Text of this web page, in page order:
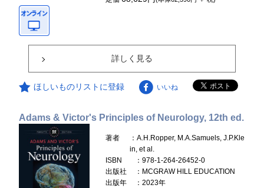
詳しく見る
ほしいものリストに登録 いいね
Adams & Victor's Principles of Neurology, 12th ed.
著者
：A.H.Ropper, M.A.Samuels, J.P.Kle
in, et al.
ISBN
：978-1-264-26452-0
出版社
：MCGRAW HILL EDUCATION
出版年
：2023年